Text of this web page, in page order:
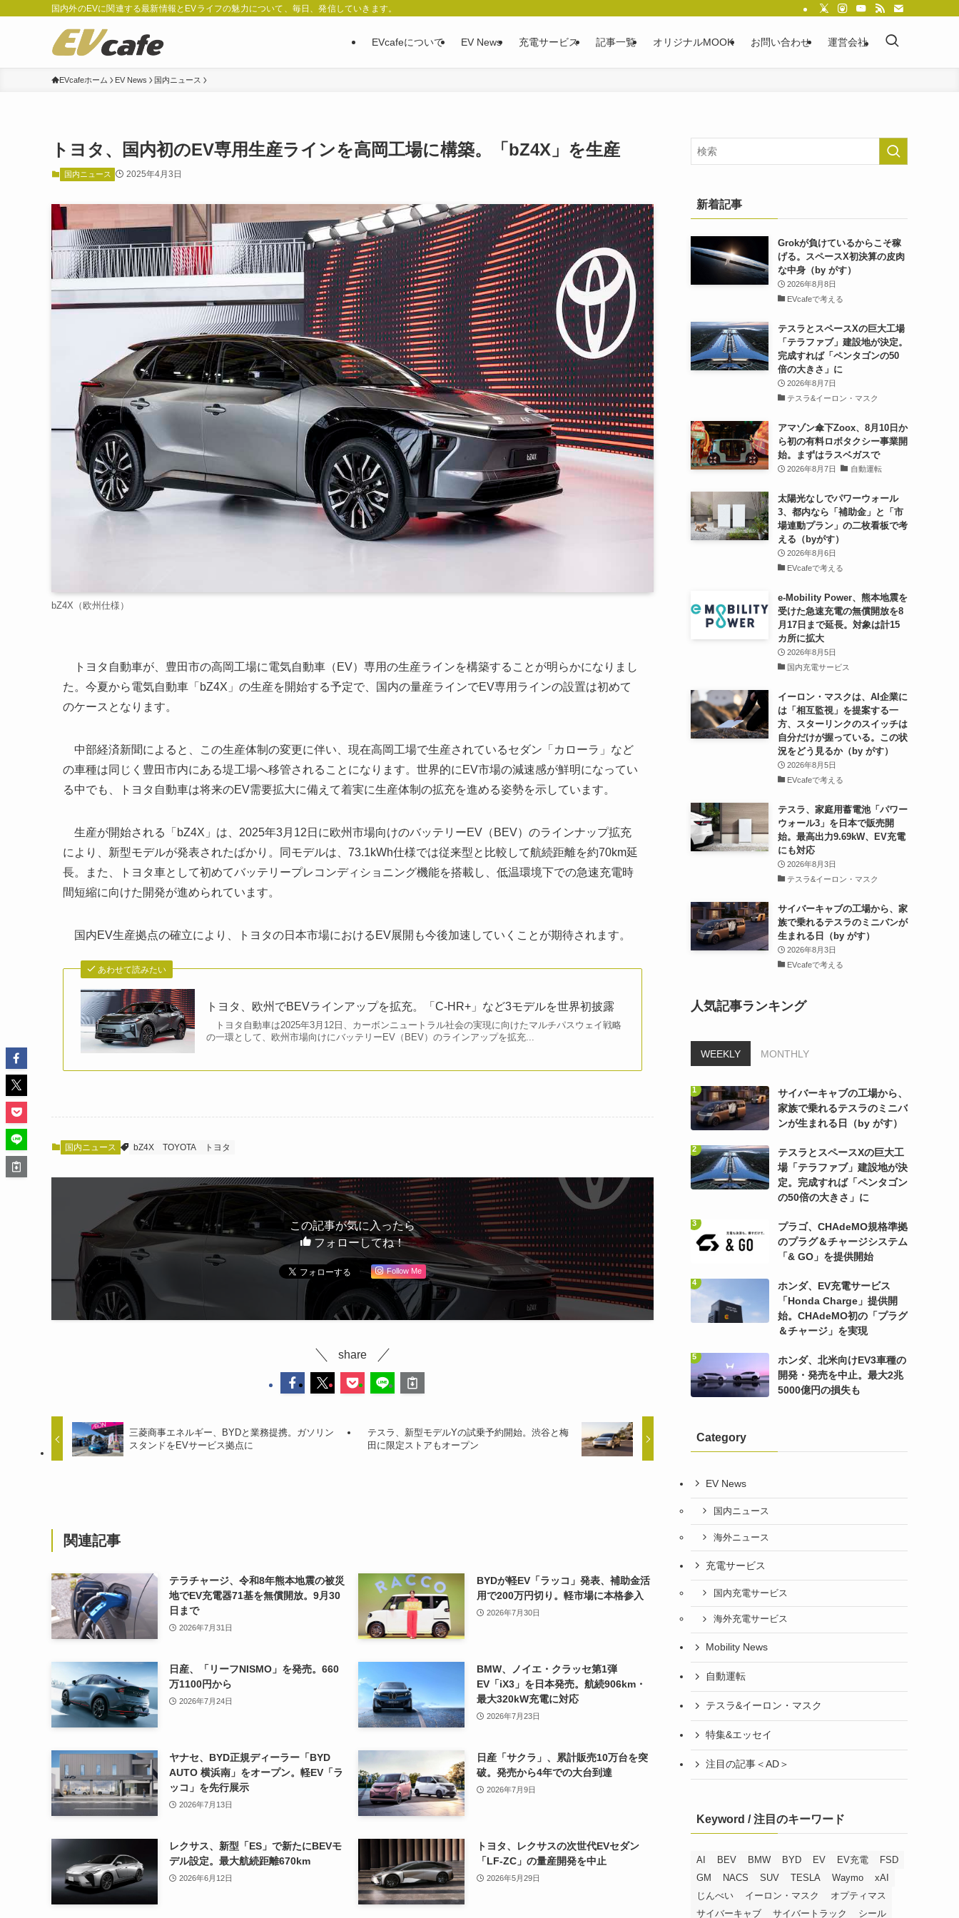
国内外のEVに関連する最新情報とEVライフの魅力について、毎日、発信していきます。
EVcafeについて EV News 充電サービス 記事一覧 オリジナルMOOK お問い合わせ 運営会社
EVcafeホーム EV News 国内ニュース
トヨタ、国内初のEV専用生産ラインを高岡工場に構築。「bZ4X」を生産
国内ニュース 2025年4月3日
bZ4X（欧州仕様）
トヨタ自動車が、豊田市の高岡工場に電気自動車（EV）専用の生産ラインを構築することが明らかになりまし
た。今夏から電気自動車「bZ4X」の生産を開始する予定で、国内の量産ラインでEV専用ラインの設置は初めて
のケースとなります。
中部経済新聞によると、この生産体制の変更に伴い、現在高岡工場で生産されているセダン「カローラ」など
の車種は同じく豊田市内にある堤工場へ移管されることになります。世界的にEV市場の減速感が鮮明になってい
る中でも、トヨタ自動車は将来のEV需要拡大に備えて着実に生産体制の拡充を進める姿勢を示しています。
生産が開始される「bZ4X」は、2025年3月12日に欧州市場向けのバッテリーEV（BEV）のラインナップ拡充
により、新型モデルが発表されたばかり。同モデルは、73.1kWh仕様では従来型と比較して航続距離を約70km延
長。また、トヨタ車として初めてバッテリープレコンディショニング機能を搭載し、低温環境下での急速充電時
間短縮に向けた開発が進められています。
国内EV生産拠点の確立により、トヨタの日本市場におけるEV展開も今後加速していくことが期待されます。
あわせて読みたい
トヨタ、欧州でBEVラインアップを拡充。「C-HR+」など3モデルを世界初披露
トヨタ自動車は2025年3月12日、カーボンニュートラル社会の実現に向けたマルチパスウェイ戦略
の一環として、欧州市場向けにバッテリーEV（BEV）のラインアップを拡充...
国内ニュース bZ4X TOYOTA トヨタ
この記事が気に入ったら
フォローしてね！
Follow Me
share
三菱商事エネルギー、BYDと業務提携。ガソリン
スタンドをEVサービス拠点に
テスラ、新型モデルYの試乗予約開始。渋谷と梅
田に限定ストアもオープン
関連記事
テラチャージ、令和8年熊本地震の被災
地でEV充電器71基を無償開放。9月30
日まで
2026年7月31日
BYDが軽EV「ラッコ」発表、補助金活
用で200万円切り。軽市場に本格参入
2026年7月30日
日産、「リーフNISMO」を発売。660
万1100円から
2026年7月24日
BMW、ノイエ・クラッセ第1弾
EV「iX3」を日本発売。航続906km・
最大320kW充電に対応
2026年7月23日
ヤナセ、BYD正規ディーラー「BYD
AUTO 横浜南」をオープン。軽EV「ラ
ッコ」を先行展示
2026年7月13日
日産「サクラ」、累計販売10万台を突
破。発売から4年での大台到達
2026年7月9日
レクサス、新型「ES」で新たにBEVモ
デル設定。最大航続距離670km
2026年6月12日
トヨタ、レクサスの次世代EVセダン
「LF-ZC」の量産開発を中止
2026年5月29日
新着記事
Grokが負けているからこそ稼
げる。スペースX初決算の皮肉
な中身（by がす）
2026年8月8日
EVcafeで考える
テスラとスペースXの巨大工場
「テラファブ」建設地が決定。
完成すれば「ペンタゴンの50
倍の大きさ」に
2026年8月7日
テスラ&イーロン・マスク
アマゾン傘下Zoox、8月10日か
ら初の有料ロボタクシー事業開
始。まずはラスベガスで
2026年8月7日 自動運転
太陽光なしでパワーウォール
3、都内なら「補助金」と「市
場連動プラン」の二枚看板で考
える（byがす）
2026年8月6日
EVcafeで考える
e-Mobility Power、熊本地震を
受けた急速充電の無償開放を8
月17日まで延長。対象は計15
カ所に拡大
2026年8月5日
国内充電サービス
イーロン・マスクは、AI企業に
は「相互監視」を提案する一
方、スターリンクのスイッチは
自分だけが握っている。この状
況をどう見るか（by がす）
2026年8月5日
EVcafeで考える
テスラ、家庭用蓄電池「パワー
ウォール3」を日本で販売開
始。最高出力9.69kW、EV充電
にも対応
2026年8月3日
テスラ&イーロン・マスク
サイバーキャブの工場から、家
族で乗れるテスラのミニバンが
生まれる日（by がす）
2026年8月3日
EVcafeで考える
人気記事ランキング
WEEKLY MONTHLY
サイバーキャブの工場から、
家族で乗れるテスラのミニバ
ンが生まれる日（by がす）
テスラとスペースXの巨大工
場「テラファブ」建設地が決
定。完成すれば「ペンタゴン
の50倍の大きさ」に
プラゴ、CHAdeMO規格準拠
のプラグ＆チャージシステム
「& GO」を提供開始
ホンダ、EV充電サービス
「Honda Charge」提供開
始。CHAdeMO初の「プラグ
＆チャージ」を実現
ホンダ、北米向けEV3車種の
開発・発売を中止。最大2兆
5000億円の損失も
Category
EV News
国内ニュース
海外ニュース
充電サービス
国内充電サービス
海外充電サービス
Mobility News
自動運転
テスラ&イーロン・マスク
特集&エッセイ
注目の記事＜AD＞
Keyword / 注目のキーワード
AI BEV BMW BYD EV EV充電
FSD
GM
NACS SUV TESLA Waymo
xAI
じんべい
イーロン・マスク
オプティマス
サイバーキャブ
サイバートラック シール